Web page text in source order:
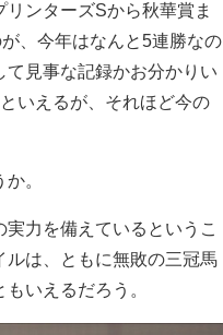
ンターズSから秋華賞ま
、今年はなんと5連勝なの
見事な記録かお分かりい
いえるが、それほど今の
。
力を備えているというこ
ルは、ともに無敗の三冠馬
いえるだろう。